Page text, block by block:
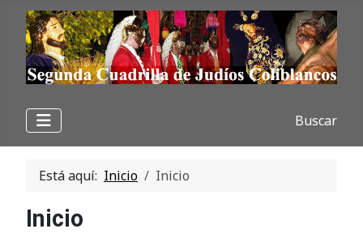
Buscar
Está aquí: Inicio Inicio
Inicio